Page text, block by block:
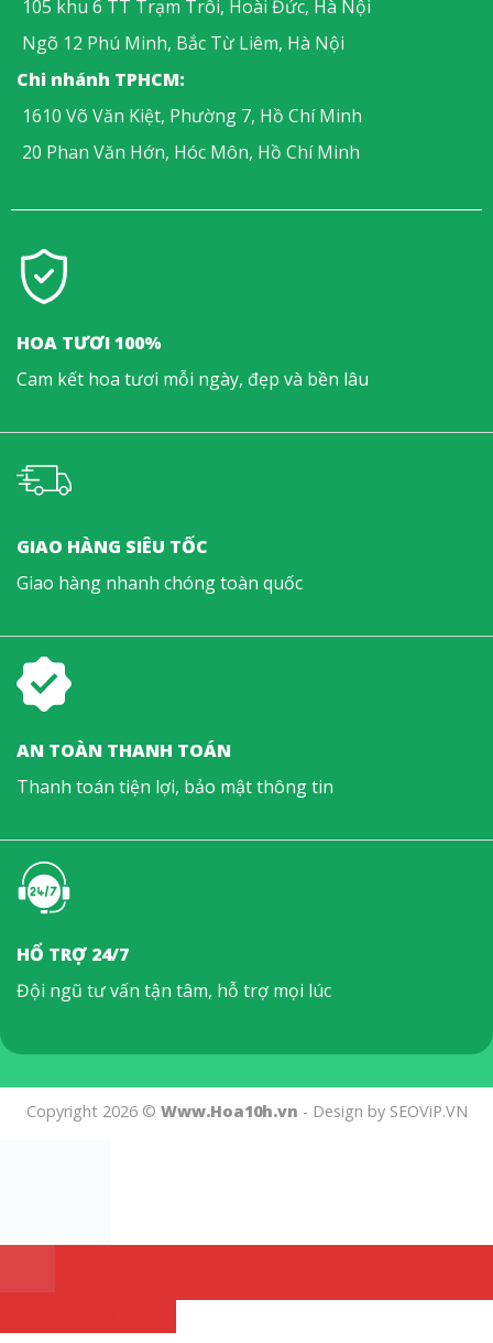
105 khu 6 TT Trạm Trôi, Hoài Đức, Hà Nội
Ngõ 12 Phú Minh, Bắc Từ Liêm, Hà Nội
Chi nhánh TPHCM:
1610 Võ Văn Kiệt, Phường 7, Hồ Chí Minh
20 Phan Văn Hớn, Hóc Môn, Hồ Chí Minh
HOA TƯƠI 100%
Cam kết hoa tươi mỗi ngày, đẹp và bền lâu
GIAO HÀNG SIÊU TỐC
Giao hàng nhanh chóng toàn quốc
AN TOÀN THANH TOÁN
Thanh toán tiện lợi, bảo mật thông tin
HỔ TRỢ 24/7
Đội ngũ tư vấn tận tâm, hỗ trợ mọi lúc
Copyright 2026 © Www.Hoa10h.vn - Design by SEOViP.VN